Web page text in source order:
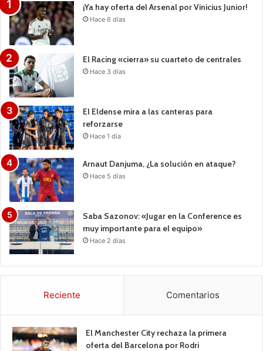
¡Ya hay oferta del Arsenal por Vinicius Junior!
Hace 6 días
El Racing «cierra» su cuarteto de centrales
Hace 3 días
El Eldense mira a las canteras para
reforzarse
Hace 1 día
Arnaut Danjuma, ¿La solución en ataque?
Hace 5 días
Saba Sazonov: «Jugar en la Conference es
muy importante para el equipo»
Hace 2 días
Reciente Comentarios
El Manchester City rechaza la primera
oferta del Barcelona por Rodri